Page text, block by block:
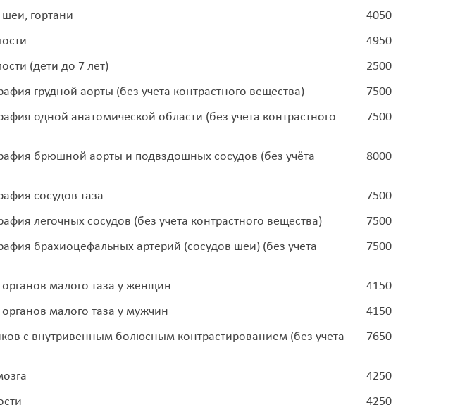
гортани
4050
4950
(дети до 7 лет)
2500
грудной аорты (без учета контрастного вещества)
7500
одной анатомической области (без учета контрастного
7500
брюшной аорты и подвздошных сосудов (без учёта
8000
сосудов таза
7500
легочных сосудов (без учета контрастного вещества)
7500
брахиоцефальных артерий (сосудов шеи) (без учета
7500
малого таза у женщин
4150
малого таза у мужчин
4150
с внутривенным болюсным контрастированием (без учета
7650
4250
4250